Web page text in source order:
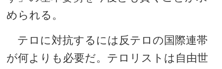
められる。
テロに対抗するには反テロの国際連帯
が何よりも必要だ。テロリストは自由世